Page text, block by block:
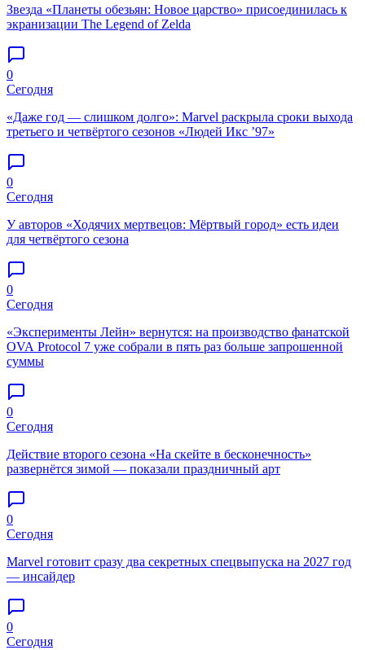
Звезда «Планеты обезьян: Новое царство» присоединилась к
экранизации The Legend of Zelda
0
Сегодня
«Даже год — слишком долго»: Marvel раскрыла сроки выхода
третьего и четвёртого сезонов «Людей Икс ’97»
0
Сегодня
У авторов «Ходячих мертвецов: Мёртвый город» есть идеи
для четвёртого сезона
0
Сегодня
«Эксперименты Лейн» вернутся: на производство фанатской
OVA Protocol 7 уже собрали в пять раз больше запрошенной
суммы
0
Сегодня
Действие второго сезона «На скейте в бесконечность»
развернётся зимой — показали праздничный арт
0
Сегодня
Marvel готовит сразу два секретных спецвыпуска на 2027 год
— инсайдер
0
Сегодня